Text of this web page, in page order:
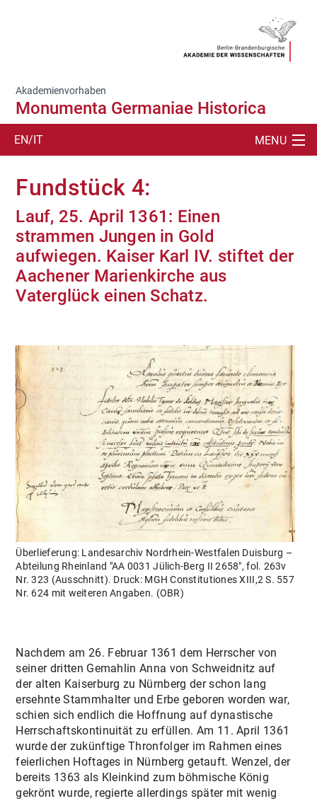
Akademienvorhaben
Monumenta Germaniae Historica
MENU
EN/IT
PERSONEN
FORSCHUNG
LEHRE
AKTUELLES
Fundstück 4:
Lauf, 25. April 1361: Einen
strammen Jungen in Gold
aufwiegen. Kaiser Karl IV. stiftet der
Aachener Marienkirche aus
Vaterglück einen Schatz.
Überlieferung: Landesarchiv Nordrhein-Westfalen Duisburg –
Abteilung Rheinland "AA 0031 Jülich-Berg II 2658", fol. 263v
Nr. 323 (Ausschnitt). Druck: MGH Constitutiones XIII,2 S. 557
Nr. 624 mit weiteren Angaben. (OBR)
Nachdem am 26. Februar 1361 dem Herrscher von
seiner dritten Gemahlin Anna von Schweidnitz auf
der alten Kaiserburg zu Nürnberg der schon lang
ersehnte Stammhalter und Erbe geboren worden war,
schien sich endlich die Hoffnung auf dynastische
Herrschaftskontinuität zu erfüllen. Am 11. April 1361
wurde der zukünftige Thronfolger im Rahmen eines
feierlichen Hoftages in Nürnberg getauft. Wenzel, der
bereits 1363 als Kleinkind zum böhmische König
gekrönt wurde, regierte allerdings später mit wenig